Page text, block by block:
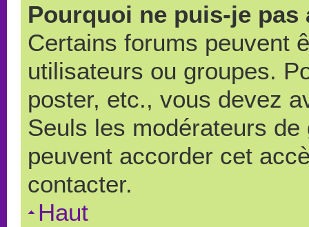
Pourquoi ne puis-je
Certains forums peuvent
utilisateurs ou groupes.
poster, etc., vous devez
Seuls les modérateurs
peuvent accorder cet
contacter.
Haut